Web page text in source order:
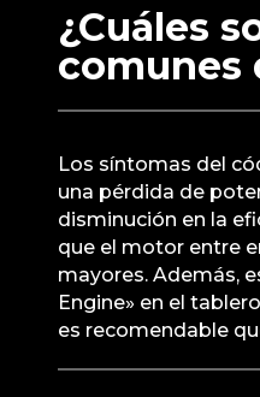
¿Cuáles
comunes
Los síntomas del
una pérdida de
disminución en la
que el motor entre
mayores. Además,
Engine» en el
es recomendable